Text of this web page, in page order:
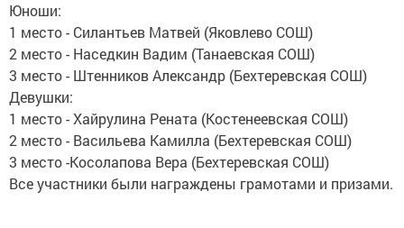
Юноши:
1 место - Силантьев Матвей (Яковлево СОШ)
2 место - Наседкин Вадим (Танаевская СОШ)
3 место - Штенников Александр (Бехтеревская СОШ)
Девушки:
1 место - Хайрулина Рената (Костенеевская СОШ)
2 место - Васильева Камилла (Бехтеревская СОШ)
3 место -Косолапова Вера (Бехтеревская СОШ)
Все участники были награждены грамотами и призами.